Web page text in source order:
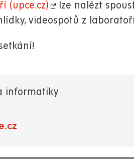
(upce.cz)
lze nalézt
videospotů z
informatiky